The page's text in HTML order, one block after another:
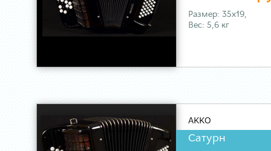
Размер: 35х19,
Вес: 5,6 кг
AKKO
Сатурн